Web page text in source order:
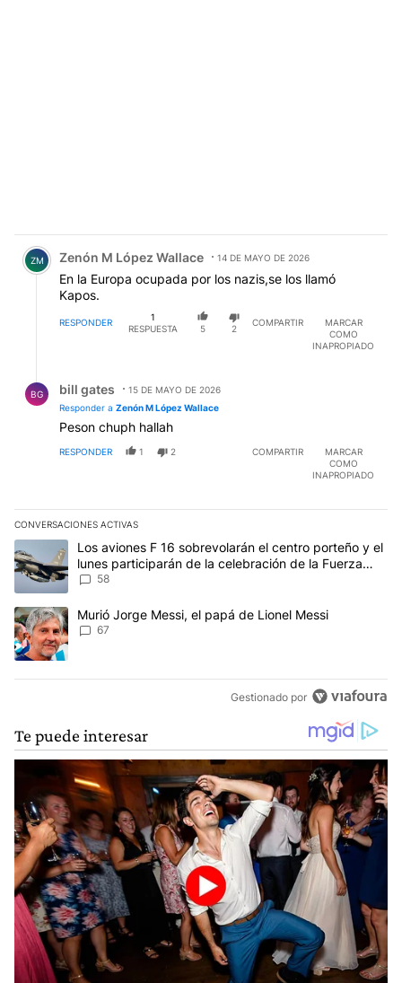
Comentario de Zenón M López Wallace.
ZM Zenón M López Wallace 14 DE MAYO DE 2026
En la Europa ocupada por los nazis,se los llamó
Kapos.
RESPONDER
1
RESPUESTA
5 2
COMPARTIR
MARCAR
COMO
INAPROPIADO
BG bill gates
15 DE MAYO DE 2026
Responder a Zenón M López Wallace
Peson chuph hallah
RESPONDER 1 2 COMPARTIR
MARCAR
COMO
INAPROPIADO
CONVERSACIONES ACTIVAS
Este listado muestra los artículos con más comentarios en los
Un artículo de tendencia con el título "Los aviones F 16
Los aviones F 16 sobrevolarán el centro porteño y el
lunes participarán de la celebración de la Fuerza
Aérea
58
Un artículo de tendencia con el título "Murió Jorge Messi, el
Murió Jorge Messi, el papá de Lionel Messi
67
Gestionado por